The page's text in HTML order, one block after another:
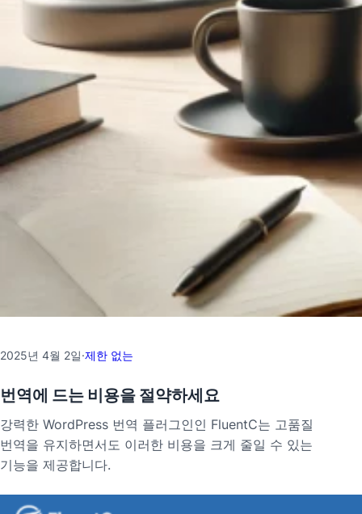
2025년 4월 2일·제한 없는
번역에 드는 비용을 절약하세요
강력한 WordPress 번역 플러그인인 FluentC는 고품질
번역을 유지하면서도 이러한 비용을 크게 줄일 수 있는
기능을 제공합니다.